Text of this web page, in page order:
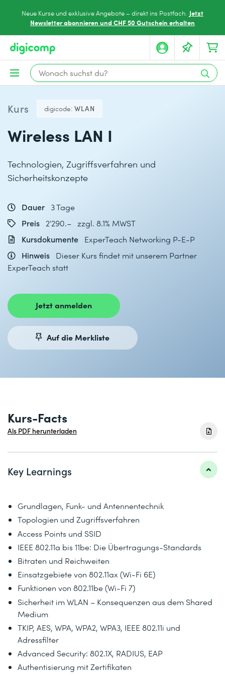
Neue Kurse und exklusive Angebote – direkt ins Postfach. Jetzt
Newsletter abonnieren und CHF 50 Gutschein erhalten
Kurs digicode: WLAN
Wireless LAN I
Technologien, Zugriffsverfahren und
Sicherheitskonzepte
Dauer 3 Tage
Preis
2'290.– zzgl. 8.1% MWST
Kursdokumente
ExperTeach Networking P-E-P
Hinweis
Dieser Kurs findet mit unserem Partner
ExperTeach statt
Jetzt anmelden
Auf die Merkliste
Kurs-Facts
Als PDF herunterladen
Key Learnings
Grundlagen, Funk- und Antennentechnik
Topologien und Zugriffsverfahren
Access Points und SSID
IEEE 802.11a bis 11be: Die Übertragungs-Standards
Bitraten und Reichweiten
Einsatzgebiete von 802.11ax (Wi-Fi 6E)
Funktionen von 802.11be (Wi-Fi 7)
Sicherheit im WLAN – Konsequenzen aus dem Shared
Medium
TKIP, AES, WPA, WPA2, WPA3, IEEE 802.11i und
Adressfilter
Advanced Security: 802.1X, RADIUS, EAP
Authentisierung mit Zertifikaten